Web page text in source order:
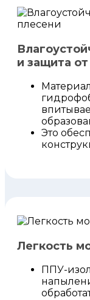
и защита
Это
Легкость
ППУ-